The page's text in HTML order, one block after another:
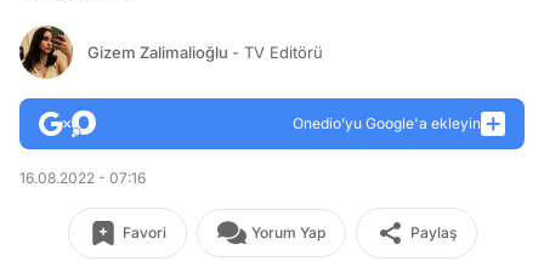
Gizem Zalimalioğlu - TV Editörü
Onedio’yu Google'a ekleyin
16.08.2022 - 07:16
Favori Yorum Yap Paylaş